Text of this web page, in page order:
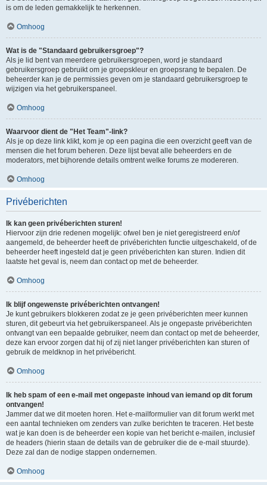
is om de leden gemakkelijk te herkennen.
Omhoog
Wat is de "Standaard gebruikersgroep"?
Als je lid bent van meerdere gebruikersgroepen, word je standaard
gebruikersgroep gebruikt om je groepskleur en groepsrang te bepalen. De
beheerder kan je de permissies geven om je standaard gebruikersgroep te
wijzigen via het gebruikerspaneel.
Omhoog
Waarvoor dient de "Het Team"-link?
Als je op deze link klikt, kom je op een pagina die een overzicht geeft van de
mensen die het forum beheren. Deze lijst bevat alle beheerders en de
moderators, met bijhorende details omtrent welke forums ze modereren.
Omhoog
Privéberichten
Ik kan geen privéberichten sturen!
Hiervoor zijn drie redenen mogelijk: ofwel ben je niet geregistreerd en/of
aangemeld, de beheerder heeft de privéberichten functie uitgeschakeld, of de
beheerder heeft ingesteld dat je geen privéberichten kan sturen. Indien dit
laatste het geval is, neem dan contact op met de beheerder.
Omhoog
Ik blijf ongewenste privéberichten ontvangen!
Je kunt gebruikers blokkeren zodat ze je geen privéberichten meer kunnen
sturen, dit gebeurt via het gebruikerspaneel. Als je ongepaste privéberichten
ontvangt van een bepaalde gebruiker, neem dan contact op met de beheerder,
deze kan ervoor zorgen dat hij of zij niet langer privéberichten kan sturen of
gebruik de meldknop in het privébericht.
Omhoog
Ik heb spam of een e-mail met ongepaste inhoud van iemand op dit forum
ontvangen!
Jammer dat we dit moeten horen. Het e-mailformulier van dit forum werkt met
een aantal technieken om zenders van zulke berichten te traceren. Het beste
wat je kan doen is de beheerder een kopie van het bericht e-mailen, inclusief
de headers (hierin staan de details van de gebruiker die de e-mail stuurde).
Deze zal dan de nodige stappen ondernemen.
Omhoog